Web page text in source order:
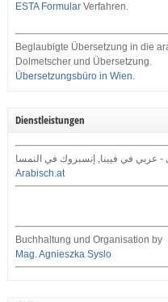
ESTA FormularVerfahren.
Beglaubigte Übersetzung in die
Dolmetscher und Übersetzung.
Übersetzungsbüro in Wien.
Dienstleistungen
عربي في فيينا, إنسبروك في النمسا
Arabisch.at
Buchhaltung und Organisation by
Mag. Agnieszka Syslo